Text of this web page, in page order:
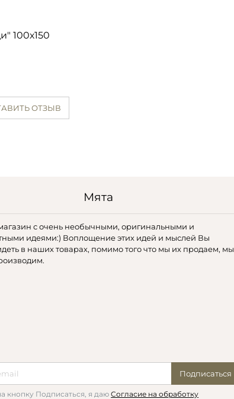
100х150
ОТЗЫВ
Мята
с очень необычными, оригинальными и
идеями:) Воплощение этих идей и мыслей Вы
в наших товарах, помимо того что мы их продаем, мы
Подписаться
кнопку Подписаться, я даюСогласие на обработку